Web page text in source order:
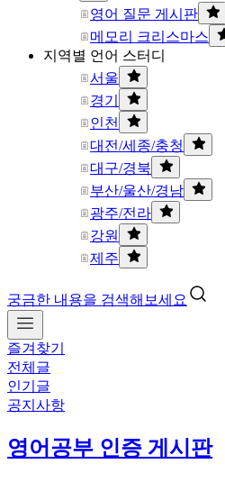
영어 질문 게시판
메모리 크리스마스
지역별 언어 스터디
서울
경기
인천
대전/세종/충청
대구/경북
부산/울산/경남
광주/전라
강원
제주
궁금한 내용을 검색해보세요
즐겨찾기
전체글
인기글
공지사항
영어공부 인증 게시판